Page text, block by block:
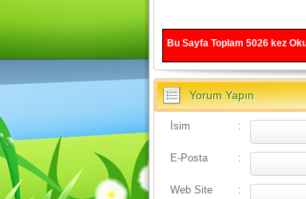
Bu Sayfa Toplam 5026kez
Yorum Yapın
İsim :
E-Posta :
Web Site :